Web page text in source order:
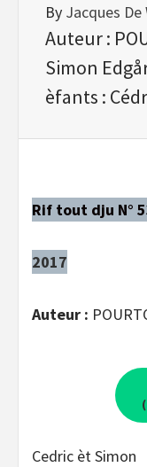
By Jacques
Auteur :
Simon
èfants :
Rif tout dju N°
2017
Auteur :
Cedric èt Simon